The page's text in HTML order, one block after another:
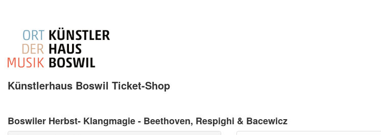
Künstlerhaus Boswil Ticket-Shop
Boswiler Herbst- Klangmagie - Beethoven, Respighi & Bacewicz